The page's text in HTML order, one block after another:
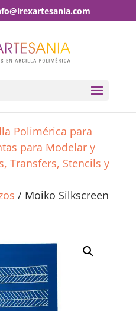
Polimérica para
para Modelar y
Transfers, Stencils y
/ Moiko Silkscreen